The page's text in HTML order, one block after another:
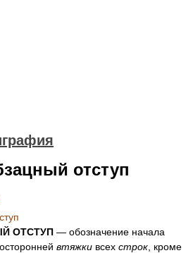
отступ
ОТСТУП — обозначение начала
втяжки всех строк , кроме